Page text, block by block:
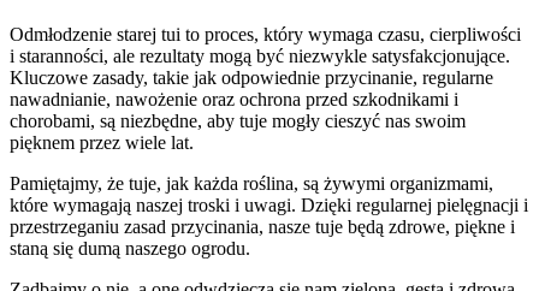
Odmłodzenie starej tui to proces, który wymaga czasu, cierpliwości
i staranności, ale rezultaty mogą być niezwykle satysfakcjonujące.
Kluczowe zasady, takie jak odpowiednie przycinanie, regularne
nawadnianie, nawożenie oraz ochrona przed szkodnikami i
chorobami, są niezbędne, aby tuje mogły cieszyć nas swoim
pięknem przez wiele lat.
Pamiętajmy, że tuje, jak każda roślina, są żywymi organizmami,
które wymagają naszej troski i uwagi. Dzięki regularnej pielęgnacji i
przestrzeganiu zasad przycinania, nasze tuje będą zdrowe, piękne i
staną się dumą naszego ogrodu.